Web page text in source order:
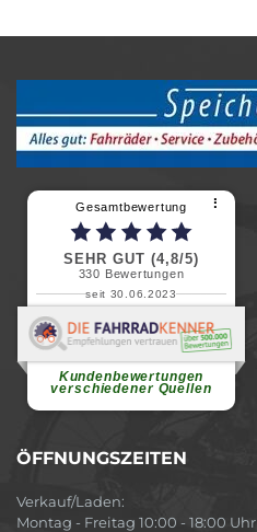
Gesamtbewertung ⠇
SEHR GUT (4,8/5)
330 Bewertungen
seit 30.06.2023
Kundenbewertungen
verschiedener Quellen
Renate H.
Vielen Dank für ein herzliches
ÖFFNUNGSZEITEN
Verkauf/Laden:
Montag - Freitag 10:00 - 18:00 Uhr